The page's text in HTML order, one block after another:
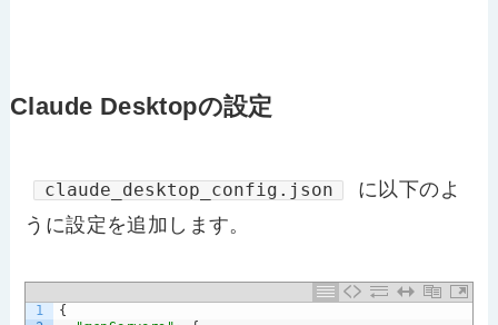
Claude Desktopの設定
claude_desktop_config.json
に以下のよ
うに設定を追加します。
1
{